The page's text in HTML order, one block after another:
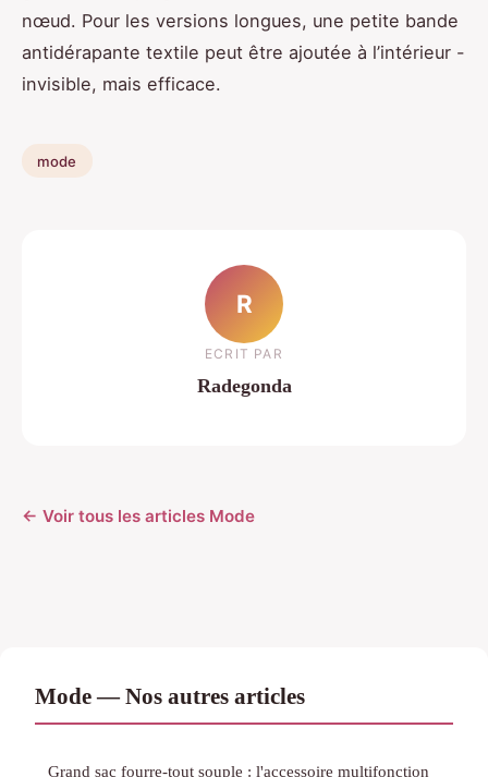
nœud. Pour les versions longues, une petite bande
antidérapante textile peut être ajoutée à l’intérieur -
invisible, mais efficace.
mode
R
ECRIT PAR
Radegonda
← Voir tous les articles Mode
Mode — Nos autres articles
Grand sac fourre-tout souple : l'accessoire multifonction